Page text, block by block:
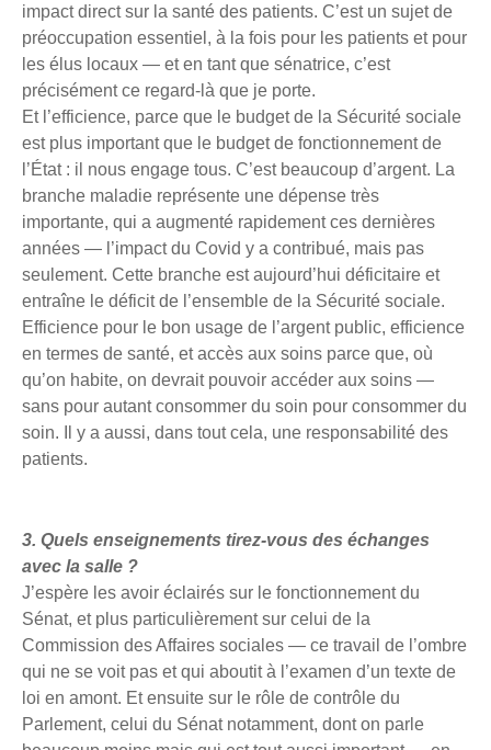
impact direct sur la santé des patients. C’est un sujet de
préoccupation essentiel, à la fois pour les patients et pour
les élus locaux — et en tant que sénatrice, c’est
précisément ce regard-là que je porte.
Et l’efficience, parce que le budget de la Sécurité sociale
est plus important que le budget de fonctionnement de
l’État : il nous engage tous. C’est beaucoup d’argent. La
branche maladie représente une dépense très
importante, qui a augmenté rapidement ces dernières
années — l’impact du Covid y a contribué, mais pas
seulement. Cette branche est aujourd’hui déficitaire et
entraîne le déficit de l’ensemble de la Sécurité sociale.
Efficience pour le bon usage de l’argent public, efficience
en termes de santé, et accès aux soins parce que, où
qu’on habite, on devrait pouvoir accéder aux soins —
sans pour autant consommer du soin pour consommer du
soin. Il y a aussi, dans tout cela, une responsabilité des
patients.
3. Quels enseignements tirez-vous des échanges
avec la salle ?
J’espère les avoir éclairés sur le fonctionnement du
Sénat, et plus particulièrement sur celui de la
Commission des Affaires sociales — ce travail de l’ombre
qui ne se voit pas et qui aboutit à l’examen d’un texte de
loi en amont. Et ensuite sur le rôle de contrôle du
Parlement, celui du Sénat notamment, dont on parle